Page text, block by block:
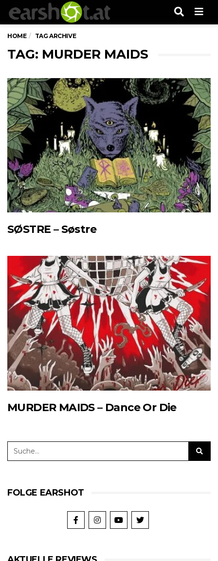
HOME TAG ARCHIVE
TAG: MURDER MAIDS
SØSTRE – Søstre
MURDER MAIDS – Dance Or Die
FOLGE EARSHOT